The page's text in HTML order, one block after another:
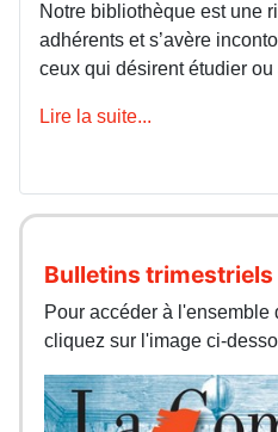
Notre bibliothèque est une
adhérents et s’avère
ceux qui désirent étudier
Lire la suite...
Bulletins trimestriels
Pour accéder à l'ensemble
cliquez sur l'image ci-